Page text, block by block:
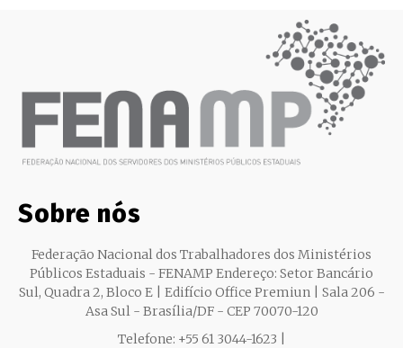
Sobre nós
Federação Nacional dos Trabalhadores dos Ministérios
Públicos Estaduais - FENAMP Endereço: Setor Bancário
Sul, Quadra 2, Bloco E | Edifício Office Premiun | Sala 206 -
Asa Sul - Brasília/DF - CEP 70070-120
Telefone: +55 61 3044-1623 |